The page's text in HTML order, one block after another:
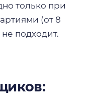
только при
(от 8
подходит.